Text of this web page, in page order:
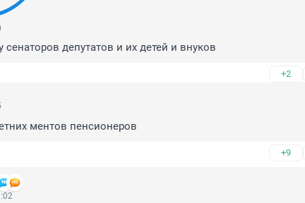
сенаторов депутатов и их детей и внуков
+2
ментов пенсионеров
+9